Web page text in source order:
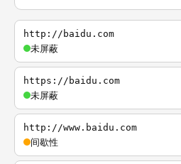
http://baidu.com
未屏蔽
https://baidu.com
未屏蔽
http://www.baidu.com
间歇性